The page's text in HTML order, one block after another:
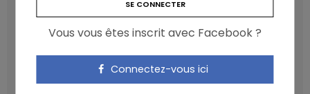
Vous vous êtes inscrit avec Facebook ?
Connectez-vous ici